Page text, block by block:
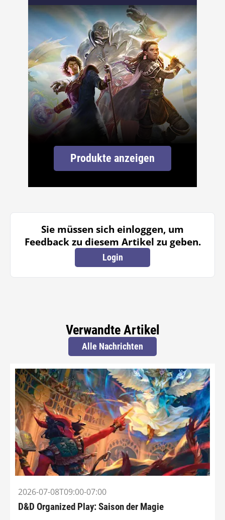
Produkte anzeigen
Sie müssen sich einloggen, um
Feedback zu diesem Artikel zu geben.
Login
Verwandte Artikel
Alle Nachrichten
2026-07-08T09:00-07:00
D&D Organized Play: Saison der Magie